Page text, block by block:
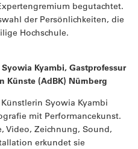
begutachtet.
der Persönlichkeiten, die
Hochschule.
Kyambi, Gastprofessur
Künste (AdBK) Nürnberg
Syowia Kyambi
mit Performancekunst.
Video, Zeichnung, Sound,
erkundet sie